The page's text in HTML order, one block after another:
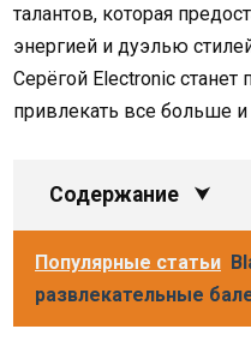
талантов, которая
энергией и дуэлью
Серёгой Electronic станет
привлекать все больше
Содержание
Популярные статьи
развлекательные